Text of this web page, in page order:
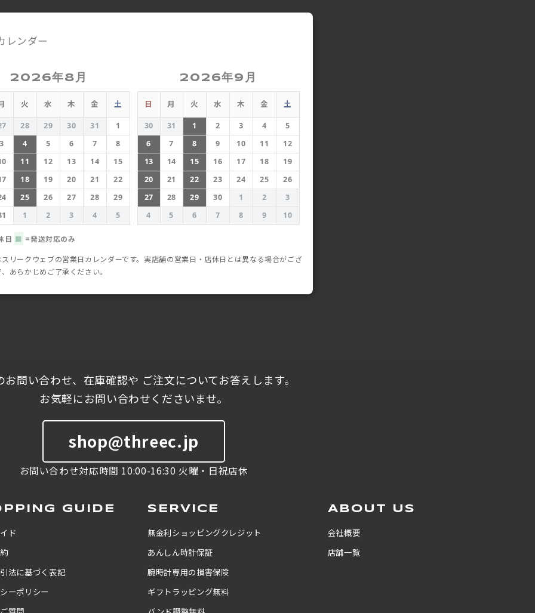
レンダー
2026年8月
火 水 木 金 土
28 29 30 31
1
3
4 5 6 7
8
11 12 13 14
15
18 19 20 21
22
25 26 27 28
29
1 2 3 4 5
2026年9月
日 月 火 水 木 金 土
30 31 1 2 3 4
5
6
7 8 9 10 11
12
13
14 15 16 17 18
19
20
21 22 23 24 25
26
27
28 29 30 1 2
3
4
5 6 7 8 9 10
日 ■ =発送対応のみ
リークウェブの営業日カレンダーです。実店舗の営業日・店休日とは異なる場合がござ
あらかじめご了承ください。
お問い合わせ、在庫確認や ご注文についてお答えします。
お気軽にお問い合わせくださいませ。
shop@threec.jp
お問い合わせ対応時間 10:00-16:30 火曜・日祝店休
GUIDE
ド
法に基づく表記
ーポリシー
SERVICE
無金利ショッピングクレジット
あんしん時計保証
腕時計専用の損害保険
ギフトラッピング無料
ABOUT US
会社概要
店舗一覧